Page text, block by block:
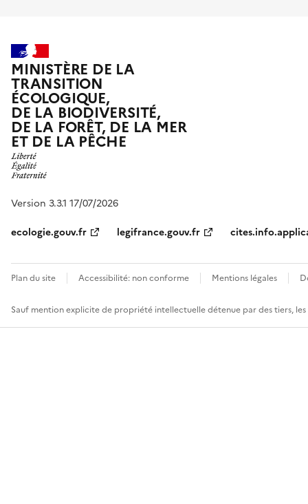
MINISTÈRE DE LA
TRANSITION
ÉCOLOGIQUE,
DE LA BIODIVERSITÉ,
DE LA FORÊT, DE LA MER
ET DE LA PÊCHE
Version 3.3.1 17/07/2026
ecologie.gouv.fr
legifrance.gouv.fr
Plan du site Accessibilité: non conforme Mentions légales
Sauf mention explicite de propriété intellectuelle détenue par des tiers,